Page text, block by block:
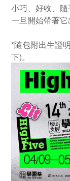
小巧、好收、隨
一旦開始帶著它
*隨包附出生證
下)。